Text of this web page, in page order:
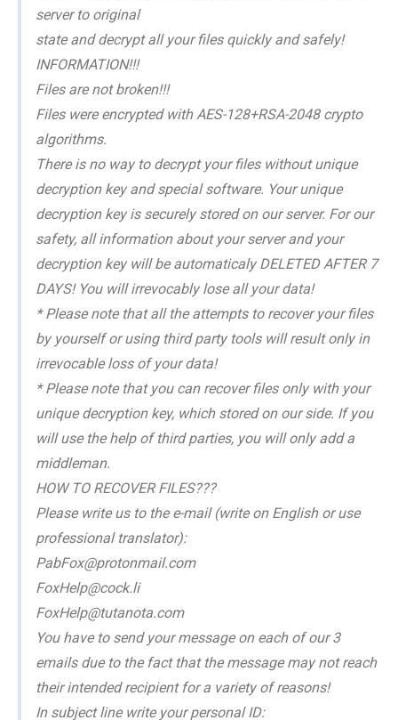
server to original
state and decrypt all your files quickly and safely!
INFORMATION!!!
Files are not broken!!!
Files were encrypted with AES-128+RSA-2048 crypto
algorithms.
There is no way to decrypt your files without unique
decryption key and special software. Your unique
decryption key is securely stored on our server. For our
safety, all information about your server and your
decryption key will be automaticaly DELETED AFTER 7
DAYS! You will irrevocably lose all your data!
* Please note that all the attempts to recover your files
by yourself or using third party tools will result only in
irrevocable loss of your data!
* Please note that you can recover files only with your
unique decryption key, which stored on our side. If you
will use the help of third parties, you will only add a
middleman.
HOW TO RECOVER FILES???
Please write us to the e-mail (write on English or use
professional translator):
PabFox@protonmail.com
FoxHelp@cock.li
FoxHelp@tutanota.com
You have to send your message on each of our 3
emails due to the fact that the message may not reach
their intended recipient for a variety of reasons!
In subject line write your personal ID: